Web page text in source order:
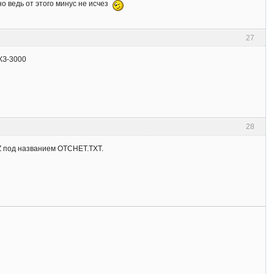
от этого минус не исчез
27
3000
28
названием OTCHET.TXT.